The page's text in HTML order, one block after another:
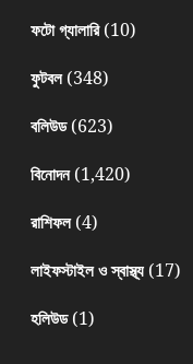
ফটো গ্যালারি(10)
ফুটবল(348)
বলিউড(623)
বিনোদন(1,420)
রাশিফল(4)
লাইফস্টাইল ও স্বাস্থ্য(17)
হলিউড(1)